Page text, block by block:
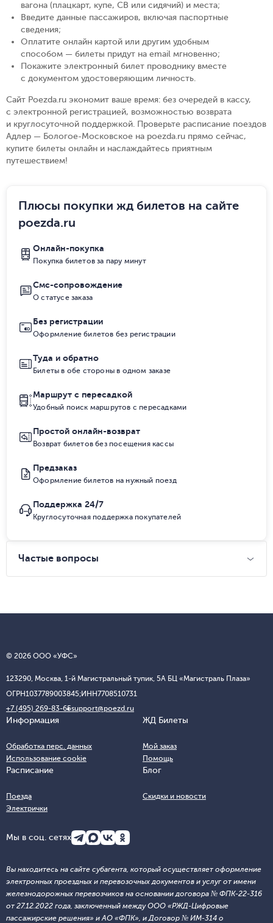
вагона (плацкарт, купе, СВ или сидячий) и места;
Введите данные пассажиров, включая паспортные
сведения;
Оплатите онлайн картой или другим удобным
способом — билеты придут на email мгновенно;
Покажите электронный билет проводнику вместе
с документом удостоверяющим личность.
Сайт Poezda.ru экономит ваше время: без очередей в кассу,
с электронной регистрацией, возможностью возврата
и круглосуточной поддержкой. Проверьте расписание поездов
Адлер — Бологое-Московское на poezda.ru прямо сейчас,
купите билеты онлайн и наслаждайтесь приятным
путешествием!
Плюсы покупки жд билетов на сайте
poezda.ru
Онлайн-покупка
Покупка билетов за пару минут
Смс-сопровождение
О статусе заказа
Без регистрации
Оформление билетов без регистрации
Туда и обратно
Билеты в обе стороны в одном заказе
Маршрут с пересадкой
Удобный поиск маршрутов с пересадками
Простой онлайн-возврат
Возврат билетов без посещения кассы
Предзаказ
Оформление билетов на нужный поезд
Поддержка 24/7
Круглосуточная поддержка покупателей
Частые вопросы
© 2026 ООО «УФС»
123290, Москва, 1-й Магистральный тупик, 5А БЦ «Магистраль Плаза»
ОГРН1037789003845;ИНН7708510731
+7 (495) 269-83-65support@poezd.ru
Информация
Обработка перс. данных
Использование cookie
ЖД Билеты
Мой заказ
Помощь
Расписание
Поезда
Электрички
Блог
Скидки и новости
Мы в соц. сетях
Вы находитесь на сайте субагента, который осуществляет оформление
электронных проездных и перевозочных документов и услуг от имени
железнодорожных перевозчиков на основании договора № ФПК-22-316
от 27.12.2022 года, заключенный между ООО «РЖД-Цифровые
пассажирские решения» и АО «ФПК», и Договор № ИМ-314 о